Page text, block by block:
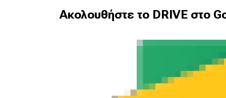
Ακολουθήστε το DRIVE στο